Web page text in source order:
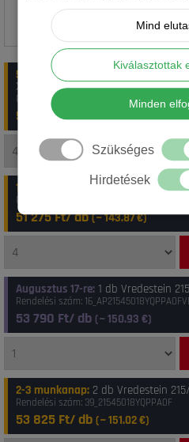
5-10 munkanap 20 db Vredestein
XL FSL
Rendelési szám: 43_12VR21545R180Y-1702N
51 125 Ft/ db (~143.45€)
1-4 munkanap 20 db Vredestein 215/
Rendelési szám: 41_8714692984143
51 275 Ft/ db (~143.87€)
Augusztus 17-re: 1 db Vredestein
Rendelési szám:
53 790 Ft/ db (~ 150.93 €)
2-3 munkanap: 2 db Vredestein
Rendelési szám: 39_21545018YQPPA0F
53 825 Ft/ db (~151.02€)
Mind
Kiválasztottak
Minden
Szükséges
Hirdetések